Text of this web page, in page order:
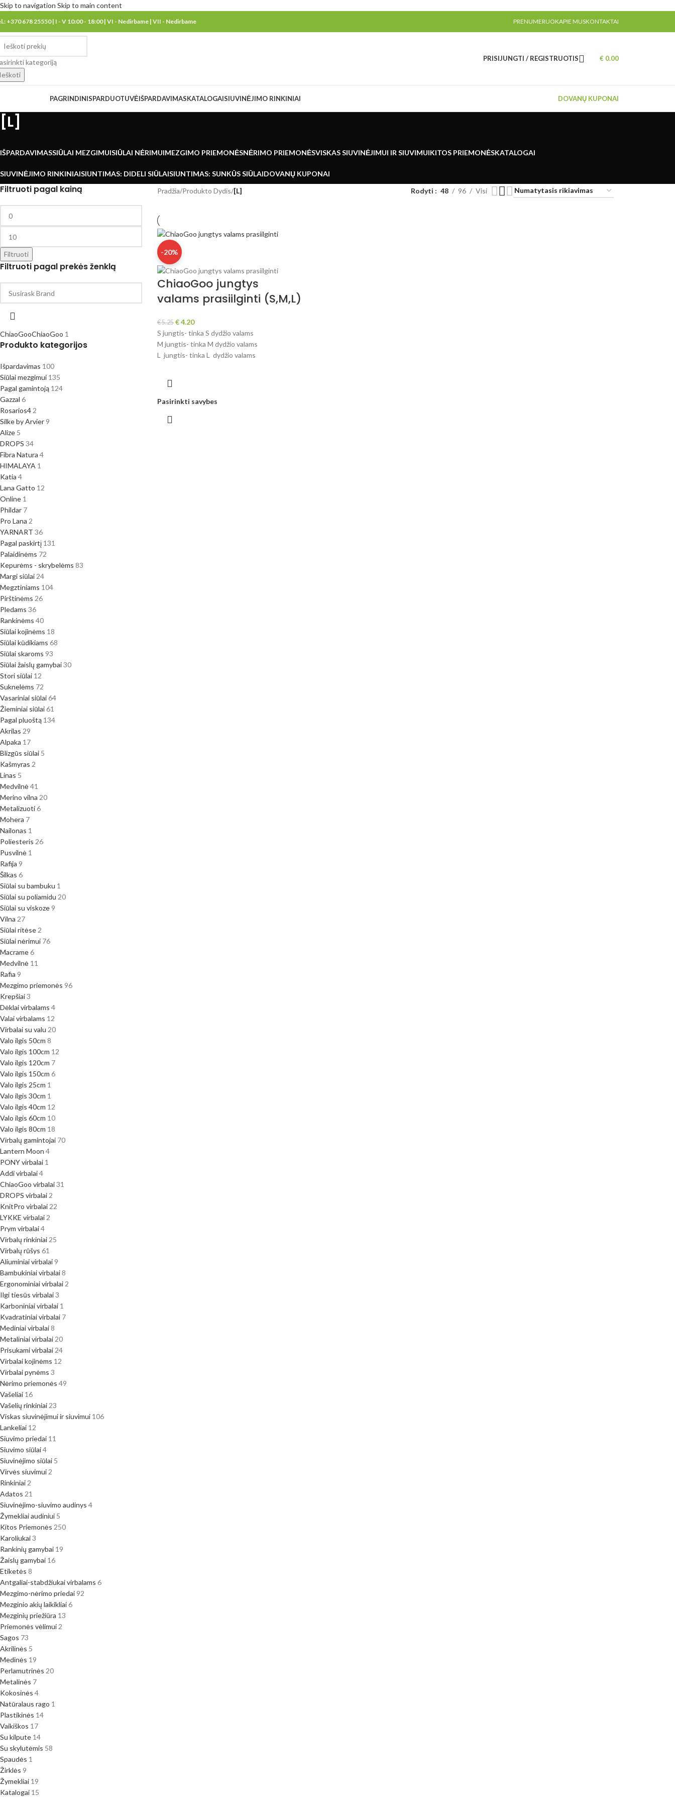
Skip to navigation Skip to main content
+370 678 25550 | I - V 10:00 - 18:00 | VI - Nedirbame | VII - Nedirbame PRENUMERUOKAPIE MUSKONTAKTAI
kategoriją
PRISIJUNGTI / REGISTRUOTIS € 0.00
PAGRINDINISPARDUOTUVĖIŠPARDAVIMASKATALOGAISIUVINĖJIMO RINKINIAI DOVANŲ KUPONAI
[L]
IŠPARDAVIMASSIŪLAI MEZGIMUISIŪLAI NĖRIMUIMEZGIMO PRIEMONĖSNĖRIMO PRIEMONĖSVISKAS SIUVINĖJIMUI IR SIUVIMUIKITOS PRIEMONĖSKATALOGAI
SIUVINĖJIMO RINKINIAISIUNTIMAS: DIDELI SIŪLAISIUNTIMAS: SUNKŪS SIŪLAIDOVANŲ KUPONAI
Filtruoti pagal kainą
Filtruoti
Filtruoti pagal prekės ženklą
ChiaoGooChiaoGoo 1
Produkto kategorijos
Išpardavimas 100
Siūlai mezgimui 135
Pagal gamintoją 124
Gazzal 6
Rosarios4 2
Silke by Arvier 9
Alize 5
DROPS 34
Fibra Natura 4
HIMALAYA 1
Katia 4
Lana Gatto 12
Online 1
Phildar 7
Pro Lana 2
YARNART 36
Pagal paskirtį 131
Palaidinėms 72
Kepurėms - skrybelėms 83
Margi siūlai 24
Megztiniams 104
Pirštinėms 26
Pledams 36
Rankinėms 40
Siūlai kojinėms 18
Siūlai kūdikiams 68
Siūlai skaroms 93
Siūlai žaislų gamybai30
Stori siūlai 12
Suknelėms 72
Vasariniai siūlai64
Žieminiai siūlai61
Pagal pluoštą 134
Akrilas 29
Alpaka 17
Blizgūs siūlai 5
Kašmyras 2
Linas 5
Medvilnė41
Merino vilna 20
Metalizuoti6
Mohera 7
Nailonas 1
Poliesteris 26
Pusvilnė 1
Rafija 9
Šilkas 6
Siūlai su bambuku 1
Siūlai su poliamidu 20
Siūlai su viskoze 9
Vilna 27
Siūlai ritėse 2
Siūlai nėrimui 76
Macrame6
Medvilnė 11
Rafia 9
Mezgimo priemonės 96
Krepšiai3
Dėklai virbalams 4
Valai virbalams 12
Virbalai su valu 20
Valo ilgis 50cm 8
Valo ilgis 100cm 12
Valo ilgis 120cm 7
Valo ilgis 150cm 6
Valo ilgis 25cm 1
Valo ilgis 30cm 1
Valo ilgis 40cm 12
Valo ilgis 60cm 10
Valo ilgis 80cm 18
Virbalų gamintojai 70
Lantern Moon 4
PONY virbalai 1
Addi virbalai4
ChiaoGoo virbalai31
DROPS virbalai 2
KnitPro virbalai 22
LYKKE virbalai 2
Prym virbalai4
Virbalų rinkiniai 25
Virbalų rūšys 61
Aliuminiai virbalai 9
Bambukiniai virbalai8
Ergonominiai virbalai 2
Ilgi tiesūs virbalai3
Karboniniai virbalai 1
Kvadratiniai virbalai 7
Mediniai virbalai8
Metaliniai virbalai 20
Prisukami virbalai 24
Virbalai kojinėms 12
Virbalai pynėms 3
Nėrimo priemonės 49
Vašeliai 16
Vašelių rinkiniai 23
Viskas siuvinėjimui ir siuvimui 106
Lankeliai 12
Siuvimo priedai 11
Siuvimo siūlai4
Siuvinėjimo siūlai 5
Virvės siuvimui 2
Rinkiniai 2
Adatos 21
Siuvinėjimo-siuvimo audinys 4
Žymekliai audiniui 5
Kitos Priemonės 250
Karoliukai3
Rankinių gamybai 19
Žaislų gamybai 16
Etiketės 8
Antgaliai-stabdžiukai virbalams 6
Mezgimo-nėrimo priedai 92
Mezginio akių laikikliai6
Mezginių priežiūra 13
Priemonės vėlimui 2
Sagos 73
Akrilinės 5
Medinės 19
Perlamutrinės 20
Metalinės 7
Kokosinės 4
Natūralaus rago 1
Plastikinės 14
Vaikiškos 17
Su kilpute 14
Su skylutėmis 58
Spaudės 1
Žirklės 9
Žymekliai 19
Katalogai 15
Pradžia/Produkto Dydis/[L] Rodyti 48 96 Visi
-20%
ChiaoGoo jungtys
valams prasiilginti (S,M,L)
€5.25 €4.20
S jungtis- tinka S dydžio valams
M jungtis- tinka M dydžio valams
L jungtis- tinka L dydžio valams
Pasirinkti savybes